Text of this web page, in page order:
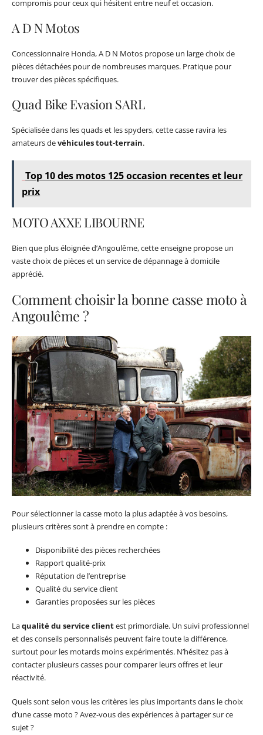
compromis pour ceux qui hésitent entre neuf et occasion.
A D N Motos
Concessionnaire Honda, A D N Motos propose un large choix de
pièces détachées pour de nombreuses marques. Pratique pour
trouver des pièces spécifiques.
Quad Bike Evasion SARL
Spécialisée dans les quads et les spyders, cette casse ravira les
amateurs devéhicules tout-terrain.
Top 10 des motos 125 occasion recentes et leur
prix
MOTO AXXE LIBOURNE
Bien que plus éloignée d’Angoulême, cette enseigne propose un
vaste choix de pièces et un service de dépannage à domicile
apprécié.
Comment choisir la bonne casse moto à
Angoulême ?
Pour sélectionner la casse moto la plus adaptée à vos besoins,
plusieurs critères sont à prendre en compte :
Disponibilité des pièces recherchées
Rapport qualité-prix
Réputation de l’entreprise
Qualité du service client
Garanties proposées sur les pièces
Laqualité du service clientest primordiale. Un suivi professionnel
et des conseils personnalisés peuvent faire toute la différence,
surtout pour les motards moins expérimentés. N’hésitez pas à
contacter plusieurs casses pour comparer leurs offres et leur
réactivité.
Quels sont selon vous les critères les plus importants dans le choix
d’une casse moto ? Avez-vous des expériences à partager sur ce
sujet ?